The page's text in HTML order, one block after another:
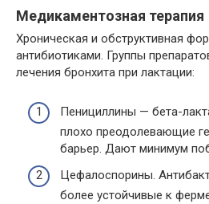
Медикаментозная терапия
Хроническая и обструктивная
антибиотиками. Группы
лечения бронхита при лактации:
Пенициллины — бета-
плохо преодолевающие
барьер. Дают минимум
Цефалоспорины.
более устойчивые к